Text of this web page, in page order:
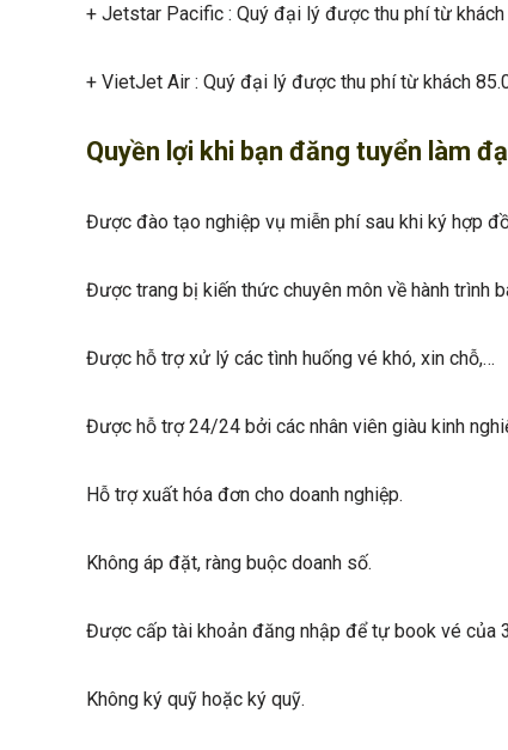
+ Jetstar Pacific : Quý đại lý được thu phí từ
+ VietJet Air : Quý đại lý được thu phí từ khách
Quyền lợi khi bạn đăng tuyển làm
Được đào tạo nghiệp vụ miễn phí sau khi ký hợp
Được trang bị kiến thức chuyên môn về hành trình
Được hỗ trợ xử lý các tình huống vé khó, xin chỗ,…
Được hỗ trợ 24/24 bởi các nhân viên giàu kinh
Hỗ trợ xuất hóa đơn cho doanh nghiệp.
Không áp đặt, ràng buộc doanh số.
Được cấp tài khoản đăng nhập để tự book vé của
Không ký quỹ hoặc ký quỹ.